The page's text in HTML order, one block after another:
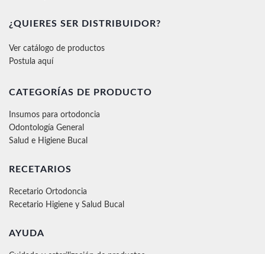
¿QUIERES SER DISTRIBUIDOR?
Ver catálogo de productos
Postula aquí
CATEGORÍAS DE PRODUCTO
Insumos para ortodoncia
Odontología General
Salud e Higiene Bucal
RECETARIOS
Recetario Ortodoncia
Recetario Higiene y Salud Bucal
AYUDA